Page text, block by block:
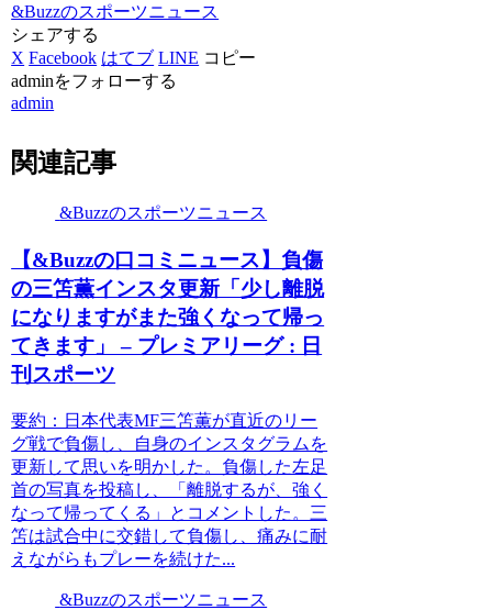
&Buzzのスポーツニュース
シェアする
X Facebook はてブ LINE コピー
adminをフォローする
admin
関連記事
&Buzzのスポーツニュース
【&Buzzの口コミニュース】負傷
の三笘薫インスタ更新「少し離脱
になりますがまた強くなって帰っ
てきます」 – プレミアリーグ : 日
刊スポーツ
要約：日本代表MF三笘薫が直近のリー
グ戦で負傷し、自身のインスタグラムを
更新して思いを明かした。負傷した左足
首の写真を投稿し、「離脱するが、強く
なって帰ってくる」とコメントした。三
笘は試合中に交錯して負傷し、痛みに耐
えながらもプレーを続けた...
&Buzzのスポーツニュース